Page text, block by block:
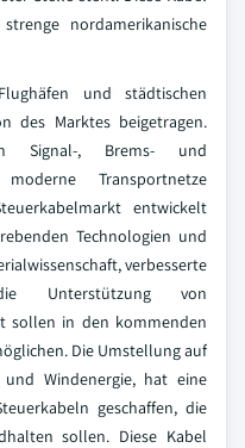
nordamerikanische
und städtischen
des Marktes beigetragen.
Signal-, Brems- und
Transportnetze
entwickelt
Technologien und
verbesserte
Unterstützung von
sollen in den kommenden
Die Umstellung auf
Windenergie, hat eine
geschaffen, die
sollen. Diese Kabel